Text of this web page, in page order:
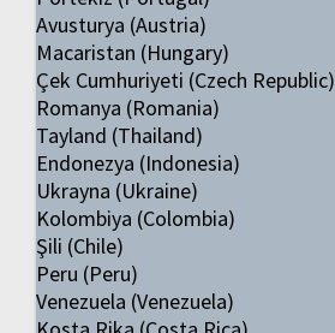
Avusturya (Austria)
Macaristan (Hungary)
Çek Cumhuriyeti (Czech Republic)
Romanya (Romania)
Tayland (Thailand)
Endonezya (Indonesia)
Ukrayna (Ukraine)
Kolombiya (Colombia)
Şili (Chile)
Peru (Peru)
Venezuela (Venezuela)